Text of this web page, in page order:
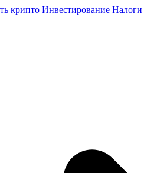
крипто Инвестирование Налоги